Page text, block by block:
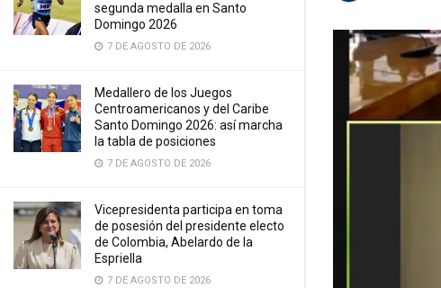
segunda medalla en Santo
Domingo 2026
7 DE AGOSTO DE 2026
Medallero de los Juegos
Centroamericanos y del Caribe
Santo Domingo 2026: así marcha
la tabla de posiciones
7 DE AGOSTO DE 2026
Vicepresidenta participa en toma
de posesión del presidente electo
de Colombia, Abelardo de la
Espriella
7 DE AGOSTO DE 2026